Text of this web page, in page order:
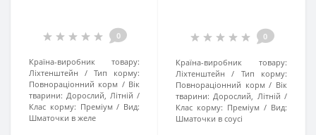
0
Країна-виробник товару:
Ліхтенштейн
Тип корму:
Повнораціонний корм
Вік
тварини: Дорослий, Літній
Клас корму: Преміум
Вид:
Шматочки в желе
0
Країна-виробник товару:
Ліхтенштейн
Тип корму:
Повнораціонний корм
Вік
тварини: Дорослий, Літній
Клас корму: Преміум
Вид:
Шматочки в соусі